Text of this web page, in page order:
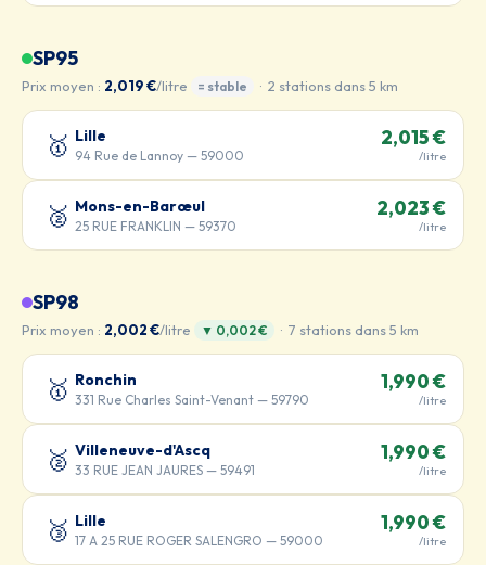
SP95
Prix moyen : 2,019 €/litre = stable · 2 stations dans 5 km
🥇 Lille
94 Rue de Lannoy — 59000
2,015 €
/litre
🥈 Mons-en-Barœul
25 RUE FRANKLIN — 59370
2,023 €
/litre
SP98
Prix moyen : 2,002 €/litre ▼ 0,002 € · 7 stations dans 5 km
🥇 Ronchin
331 Rue Charles Saint-Venant — 59790
1,990 €
/litre
🥈 Villeneuve-d'Ascq
33 RUE JEAN JAURES — 59491
1,990 €
/litre
🥉 Lille
17 A 25 RUE ROGER SALENGRO — 59000
1,990 €
/litre